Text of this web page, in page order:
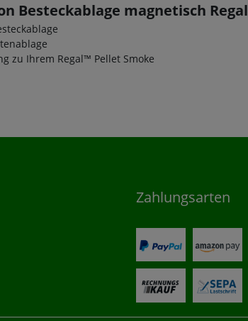
Besteckablage magnetisch Regal
zu Ihrem Regal™ Pellet Smoke
Zahlungsarten